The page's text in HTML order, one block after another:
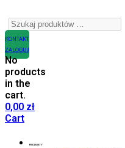
KONTAKT
ZALOGUJ
No
products
in the
cart.
0,00 zł
Cart
PRODUKTY